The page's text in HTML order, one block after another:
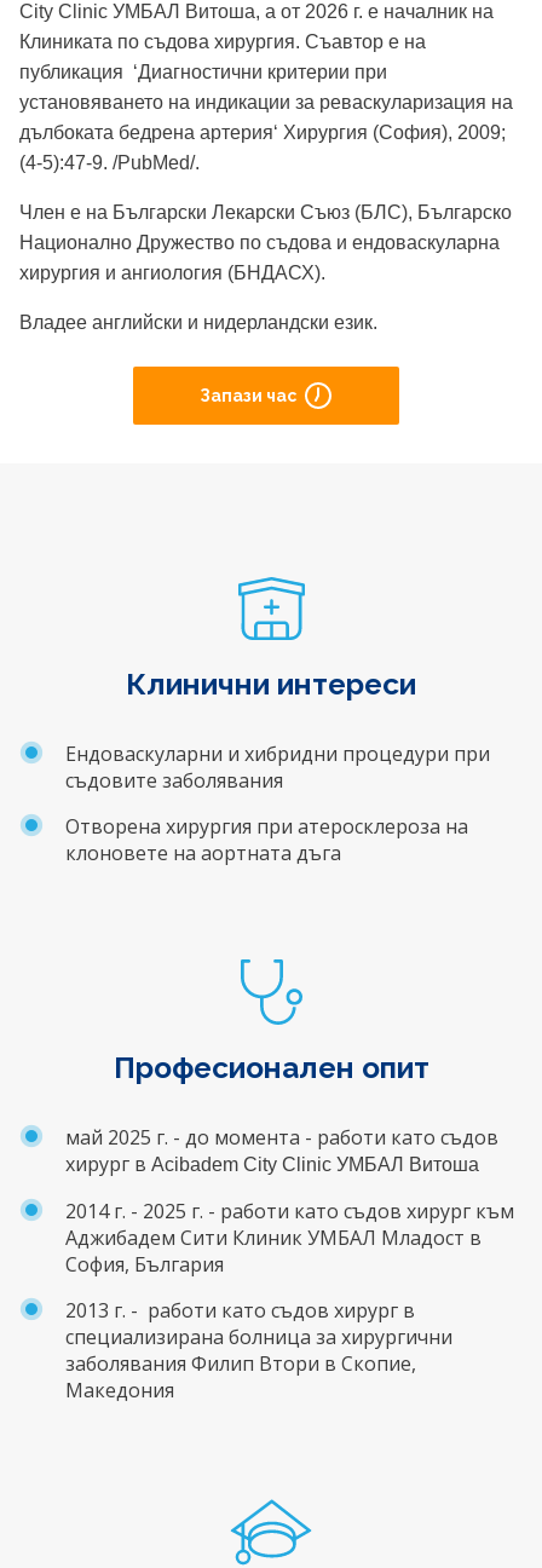
City Clinic УМБАЛ Витоша, а от 2026 г. е началник на
Клиниката по съдова хирургия. Съавтор е на
публикация ‘Диагностични критерии при
установяването на индикации за реваскуларизация на
дълбоката бедрена артерия‘ Хирургия (София), 2009;
(4-5):47-9. /PubMed/.
Член е на Български Лекарски Съюз (БЛС), Българско
Национално Дружество по съдова и ендоваскуларна
хирургия и ангиология (БНДАСХ).
Владее английски и нидерландски език.
Запази час
Клинични интереси
Ендоваскуларни и хибридни процедури при
съдовите заболявания
Отворена хирургия при атеросклероза на
клоновете на аортната дъга
Професионален опит
май 2025 г. - до момента - работи като съдов
хирург в Acibadem City Clinic УМБАЛ Витоша
2014 г. - 2025 г. - работи като съдов хирург към
Аджибадем Сити Клиник УМБАЛ Младост в
София, България
2013 г. - работи като съдов хирург в
специализирана болница за хирургични
заболявания Филип Втори в Скопие,
Македония